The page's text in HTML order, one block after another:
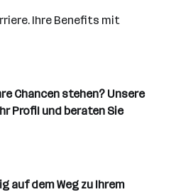
Ihre Benefits mit
Chancen stehen? Unsere
Profil und beraten Sie
auf dem Weg zu Ihrem